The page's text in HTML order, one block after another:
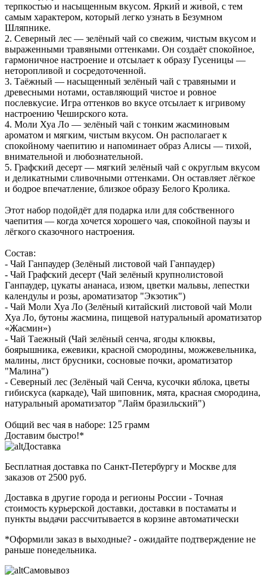
терпкостью и насыщенным вкусом. Яркий и живой, с тем
самым характером, который легко узнать в Безумном
Шляпнике.
2. Северный лес — зелёный чай со свежим, чистым вкусом и
выраженными травяными оттенками. Он создаёт спокойное,
гармоничное настроение и отсылает к образу Гусеницы —
неторопливой и сосредоточенной.
3. Таёжный — насыщенный зелёный чай с травяными и
древесными нотами, оставляющий чистое и ровное
послевкусие. Игра оттенков во вкусе отсылает к игривому
настроению Чеширского кота.
4. Моли Хуа Ло — зелёный чай с тонким жасминовым
ароматом и мягким, чистым вкусом. Он располагает к
спокойному чаепитию и напоминает образ Алисы — тихой,
внимательной и любознательной.
5. Графский десерт — мягкий зелёный чай с округлым вкусом
и деликатными сливочными оттенками. Он оставляет лёгкое
и бодрое впечатление, близкое образу Белого Кролика.
Этот набор подойдёт для подарка или для собственного
чаепития — когда хочется хорошего чая, спокойной паузы и
лёгкого сказочного настроения.
Состав:
- Чай Ганпаудер (Зелёный листовой чай Ганпаудер)
- Чай Графский десерт (Чай зелёный крупнолистовой
Ганпаудер, цукаты ананаса, изюм, цветки мальвы, лепестки
календулы и розы, ароматизатор "Экзотик")
- Чай Моли Хуа Ло (Зелёный китайский листовой чай Моли
Хуа Ло, бутоны жасмина, пищевой натуральный ароматизатор
«Жасмин»)
- Чай Таежный (Чай зелёный сенча, ягоды клюквы,
боярышника, ежевики, красной смородины, можжевельника,
малины, лист брусники, сосновые почки, ароматизатор
"Малина")
- Северный лес (Зелёный чай Сенча, кусочки яблока, цветы
гибискуса (каркаде), Чай шиповник, мята, красная смородина,
натуральный ароматизатор "Лайм бразильский")
Общий вес чая в наборе: 125 грамм
Доставим быстро!*
Доставка
Бесплатная доставка по Санкт-Петербургу и Москве для
заказов от 2500 руб.
Доставка в другие города и регионы России - Точная
стоимость курьерской доставки, доставки в постаматы и
пункты выдачи рассчитывается в корзине автоматически
*Оформили заказ в выходные? - ожидайте подтверждение не
раньше понедельника.
Самовывоз